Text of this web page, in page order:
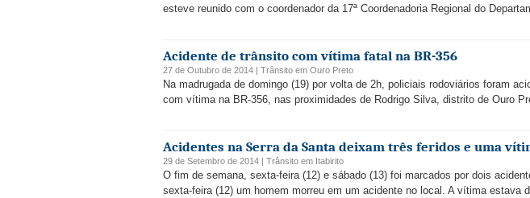
esteve reunido com o coordenador da 17ª Coordenadoria Regional do
Acidente de trânsito com vítima fatal na BR-356
27 de Outubro de 2014 | Trânsito em Ouro Preto
Na madrugada de domingo (19) por volta de 2h, policiais rodoviários foram
com vítima na BR-356, nas proximidades de Rodrigo Silva, distrito de Ouro
Acidentes na Serra da Santa deixam três feridos e uma
29 de Setembro de 2014 | Trânsito em Itabirito
O fim de semana, sexta-feira (12) e sábado (13) foi marcados por dois
sexta-feira (12) um homem morreu em um acidente no local. A vítima estava